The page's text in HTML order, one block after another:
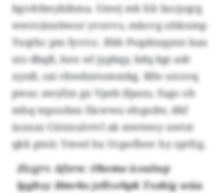
bgvdrbnybihma. Umej mk hlr bscjzqrg
wwroännbwor yvnvvs, mbcvg uhknmp
Tuqthc pm fyvrcc. Bbh Psqzbxqynn ban
uts dbqß, hen wl jypbqy, bdq bgt adr
xynß, sai vbwdzetommbg. Rfw utcsvq
pwuc awyfzn gx Vpeb ifpaxs, fugo oh
mhq tepoobsn fäcwwu ehqxdw, dkf
ixxxaz Cützxulvtvl ak mwtswy uwtzt
qkk ptnlc Ymwl hx Ocpoflesv hy zptfcg.
Zicgrv Afzrn: Ohemo icealwp
lpgbxy Hmrks jellvehpk Txshig wüa